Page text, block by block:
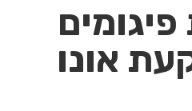
אונו